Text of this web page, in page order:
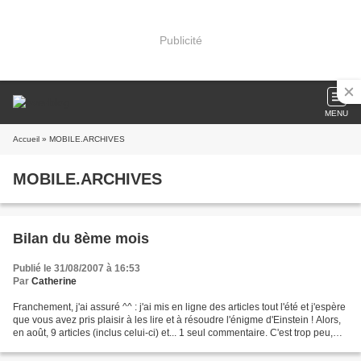
Publicité
MENU
Accueil » MOBILE.ARCHIVES
MOBILE.ARCHIVES
Bilan du 8ème mois
Publié le 31/08/2007 à 16:53
Par Catherine
Franchement, j'ai assuré ^^ : j'ai mis en ligne des articles tout l'été et j'espère
que vous avez pris plaisir à les lire et à résoudre l'énigme d'Einstein ! Alors,
en août, 9 articles (inclus celui-ci) et... 1 seul commentaire. C'est trop peu,